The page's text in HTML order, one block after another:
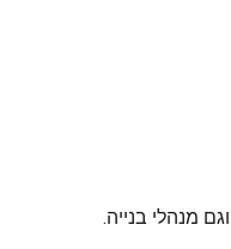
מנהלי בנייה.